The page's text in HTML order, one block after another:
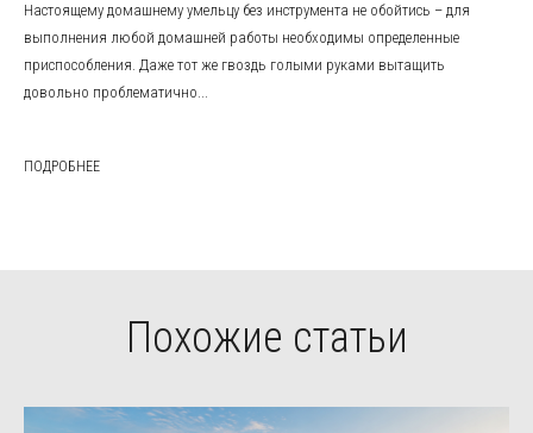
Настоящему домашнему умельцу без инструмента не обойтись – для
выполнения любой домашней работы необходимы определенные
приспособления. Даже тот же гвоздь голыми руками вытащить
довольно проблематично...
ПОДРОБНЕЕ
Похожие статьи